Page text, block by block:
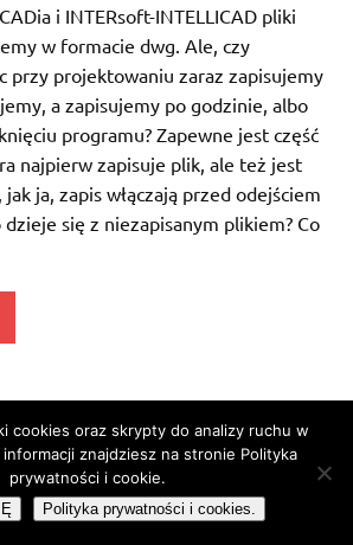
i INTERsoft-INTELLICAD pliki
w formacie dwg. Ale, czy
przy projektowaniu zaraz zapisujemy
a zapisujemy po godzinie, albo
programu? Zapewne jest część
najpierw zapisuje plik, ale też jest
ja, zapis włączają przed odejściem
się z niezapisanym plikiem? Co
Dynamic News by ThemeZee.
cookies oraz skrypty do analizy ruchu w
znajdziesz na stronie Polityka
prywatności i cookie.
Polityka prywatności i cookies.